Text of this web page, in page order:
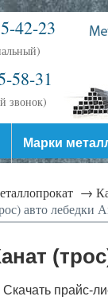
42-23
58-31
звонок)
Марки
→
авто лебедки
Скачать прайс-